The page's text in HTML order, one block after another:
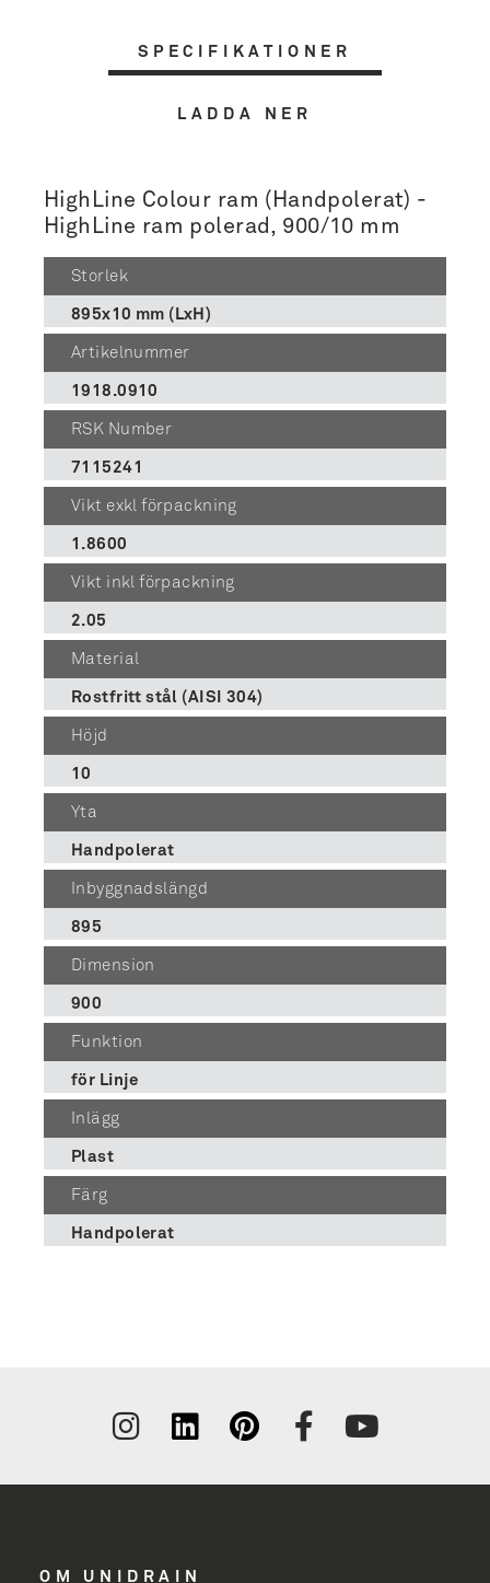
SPECIFIKATIONER
LADDA NER
HighLine Colour ram (Handpolerat) -
HighLine ram polerad, 900/10 mm
Storlek
895x10 mm (LxH)
Artikelnummer
1918.0910
RSK Number
7115241
Vikt exkl förpackning
1.8600
Vikt inkl förpackning
2.05
Material
Rostfritt stål (AISI 304)
Höjd
10
Yta
Handpolerat
Inbyggnadslängd
895
Dimension
900
Funktion
för Linje
Inlägg
Plast
Färg
Handpolerat
Tilmeld
OM UNIDRAIN